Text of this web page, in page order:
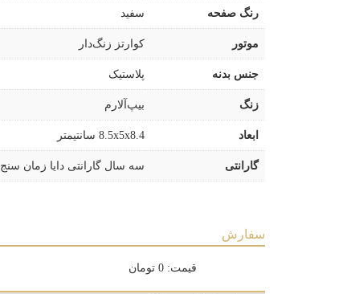
رنگ صفحه سفید
موتور کوارتز زنگ‌دار
جنس بدنه پلاستیک
زنگ بیپ‌آلارم
ابعاد 8.5x5x8.4 سانتیمتر
گارانتی سه سال گارانتی دایا زمان سنج
سفارش
قیمت: 0 تومان